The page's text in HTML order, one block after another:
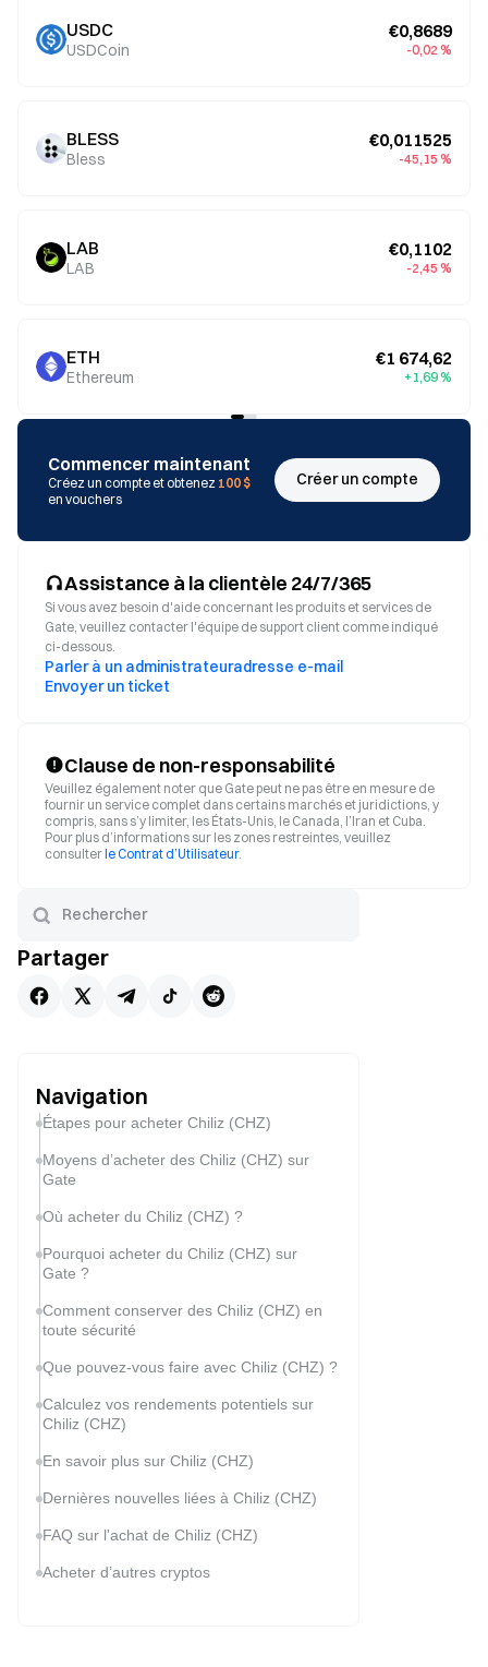
USDC
USDCoin
€0,8689
-0,02 %
BLESS
Bless
€0,011525
-45,15 %
LAB
LAB
€0,1102
-2,45 %
ETH
Ethereum
€1 674,62
+1,69 %
Commencer maintenant
Créez un compte et obtenez 100 $
en vouchers
Créer un compte
Assistance à la clientèle 24/7/365
Si vous avez besoin d'aide concernant les produits et services de
Gate, veuillez contacter l'équipe de support client comme indiqué
ci-dessous.
Parler à un administrateuradresse e-mail
Envoyer un ticket
Clause de non-responsabilité
Veuillez également noter que Gate peut ne pas être en mesure de
fournir un service complet dans certains marchés et juridictions, y
compris, sans s’y limiter, les États-Unis, le Canada, l’Iran et Cuba.
Pour plus d’informations sur les zones restreintes, veuillez
consulterle Contrat d’Utilisateur.
Partager
Navigation
Étapes pour acheter Chiliz (CHZ)
Moyens d’acheter des Chiliz (CHZ) sur
Gate
Où acheter du Chiliz (CHZ) ?
Pourquoi acheter du Chiliz (CHZ) sur
Gate ?
Comment conserver des Chiliz (CHZ) en
toute sécurité
Que pouvez-vous faire avec Chiliz (CHZ) ?
Calculez vos rendements potentiels sur
Chiliz (CHZ)
En savoir plus sur Chiliz (CHZ)
Dernières nouvelles liées à Chiliz (CHZ)
FAQ sur l'achat de Chiliz (CHZ)
Acheter d’autres cryptos